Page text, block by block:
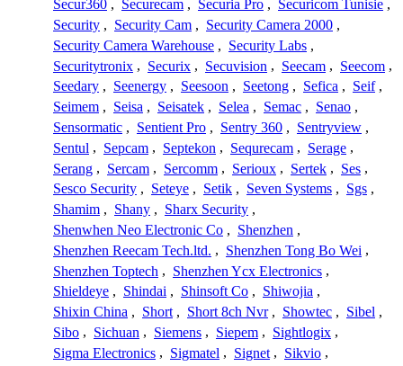
Secur360 , Securecam , Securia Pro , Securicom Tunisie ,
Security , Security Cam , Security Camera 2000 ,
Security Camera Warehouse , Security Labs ,
Securitytronix , Securix , Secuvision , Seecam , Seecom ,
Seedary , Seenergy , Seesoon , Seetong , Sefica , Seif ,
Seimem , Seisa , Seisatek , Selea , Semac , Senao ,
Sensormatic , Sentient Pro , Sentry 360 , Sentryview ,
Sentul , Sepcam , Septekon , Sequrecam , Serage ,
Serang , Sercam , Sercomm , Serioux , Sertek , Ses ,
Sesco Security , Seteye , Setik , Seven Systems , Sgs ,
Shamim , Shany , Sharx Security ,
Shenwhen Neo Electronic Co , Shenzhen ,
Shenzhen Reecam Tech.ltd. , Shenzhen Tong Bo Wei ,
Shenzhen Toptech , Shenzhen Ycx Electronics ,
Shieldeye , Shindai , Shinsoft Co , Shiwojia ,
Shixin China , Short , Short 8ch Nvr , Showtec , Sibel ,
Sibo , Sichuan , Siemens , Siepem , Sightlogix ,
Sigma Electronics , Sigmatel , Signet , Sikvio ,